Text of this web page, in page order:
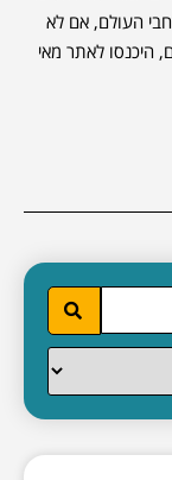
העולם, אם לא
היכנסו לאתר מאי